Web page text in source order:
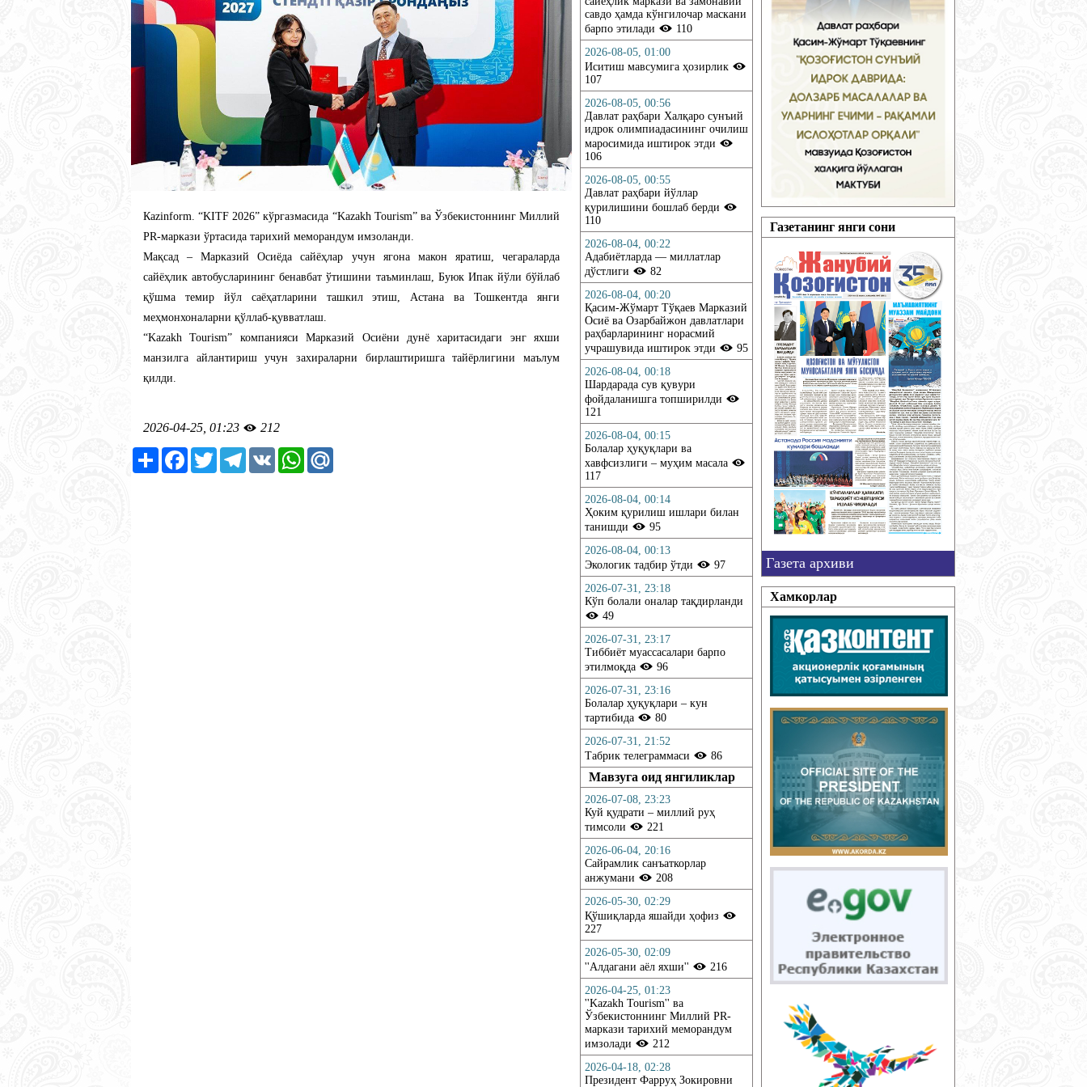
Кazinform. “KITF 2026” кўргазмасида “Kazakh Tourism” ва Ўзбекистоннинг Миллий
PR-маркази ўртасида тарихий меморандум имзоланди.
Мақсад – Марказий Осиёда сайёҳлар учун ягона макон яратиш, чегараларда
сайёҳлик автобусларининг бенавбат ўтишини таъминлаш, Буюк Ипак йўли бўйлаб
қўшма темир йўл саёҳатларини ташкил этиш, Астана ва Тошкентда янги
меҳмонхоналарни қўллаб-қувватлаш.
“Kazakh Tourism” компанияси Марказий Осиёни дунё харитасидаги энг яхши
манзилга айлантириш учун захираларни бирлаштиришга тайёрлигини маълум
қилди.
2026-04-25, 01:23
212
РесурсFacebook
TwitterTelegram
VK WhatsApp
савдо ҳамда кўнгилочар маскани
барпо этилади
110
2026-08-05, 01:00
Иситиш мавсумига ҳозирлик
107
2026-08-05, 00:56
Давлат раҳбари Халқаро сунъий
идрок олимпиадасининг очилиш
маросимида иштирок этди
106
2026-08-05, 00:55
Давлат раҳбари йўллар
қурилишини бошлаб берди
110
2026-08-04, 00:22
Адабиётларда — миллатлар
дўстлиги
82
2026-08-04, 00:20
Қасим-Жўмарт Тўқаев Марказий
Осиё ва Озарбайжон давлатлари
раҳбарларининг норасмий
учрашувида иштирок этди
95
2026-08-04, 00:18
Шардарада сув қувури
фойдаланишга топширилди
121
2026-08-04, 00:15
Болалар ҳуқуқлари ва
хавфсизлиги – муҳим масала
117
2026-08-04, 00:14
Ҳоким қурилиш ишлари билан
танишди
95
2026-08-04, 00:13
Экологик тадбир ўтди
97
2026-07-31, 23:18
Кўп болали оналар тақдирланди
49
2026-07-31, 23:17
Тиббиёт муассасалари барпо
этилмоқда
96
2026-07-31, 23:16
Болалар ҳуқуқлари – кун
тартибида
80
2026-07-31, 21:52
Табрик телеграммаси
86
Мавзуга оид янгиликлар
2026-07-08, 23:23
Куй қудрати – миллий руҳ
тимсоли
221
2026-06-04, 20:16
Сайрамлик санъаткорлар
анжумани
208
2026-05-30, 02:29
Қўшиқларда яшайди ҳофиз
227
2026-05-30, 02:09
''Алдагани аёл яхши''
216
2026-04-25, 01:23
''Kazakh Tourism'' ва
Ўзбекистоннинг Миллий PR-
маркази тарихий меморандум
имзолади
212
2026-04-18, 02:28
Президент Фарруҳ Зокировни
Газетанинг янги сони
Газета архиви
Хамкорлар